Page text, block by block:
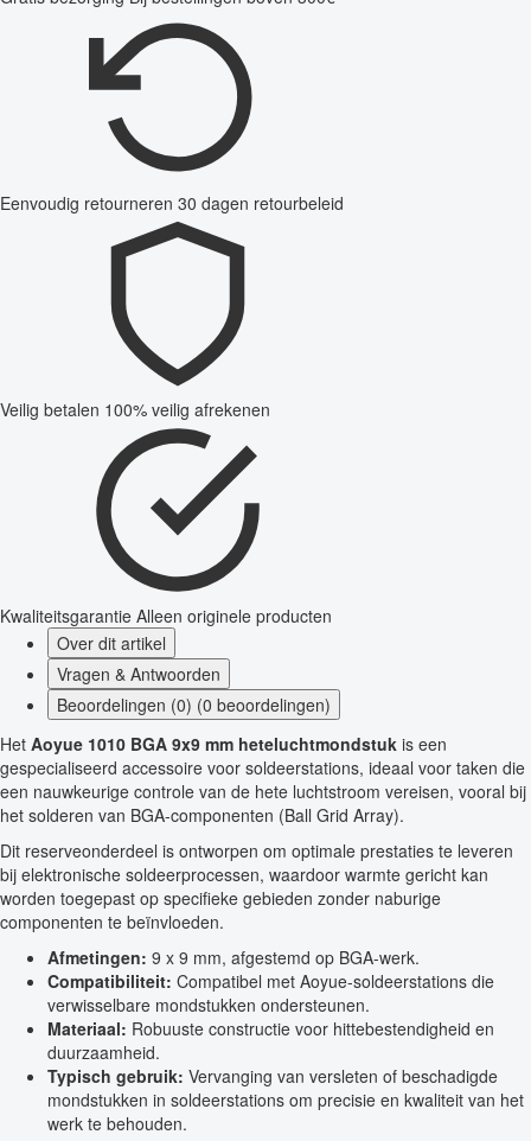
Eenvoudig retourneren 30 dagen retourbeleid
Veilig betalen 100% veilig afrekenen
Kwaliteitsgarantie Alleen originele producten
Over dit artikel
Vragen & Antwoorden
Beoordelingen (0) (0 beoordelingen)
Het Aoyue 1010 BGA 9x9 mm heteluchtmondstuk is een
gespecialiseerd accessoire voor soldeerstations, ideaal voor taken die
een nauwkeurige controle van de hete luchtstroom vereisen, vooral bij
het solderen van BGA-componenten (Ball Grid Array).
Dit reserveonderdeel is ontworpen om optimale prestaties te leveren
bij elektronische soldeerprocessen, waardoor warmte gericht kan
worden toegepast op specifieke gebieden zonder naburige
componenten te beïnvloeden.
Afmetingen: 9 x 9 mm, afgestemd op BGA-werk.
Compatibiliteit: Compatibel met Aoyue-soldeerstations die
verwisselbare mondstukken ondersteunen.
Materiaal: Robuuste constructie voor hittebestendigheid en
duurzaamheid.
Typisch gebruik: Vervanging van versleten of beschadigde
mondstukken in soldeerstations om precisie en kwaliteit van het
werk te behouden.